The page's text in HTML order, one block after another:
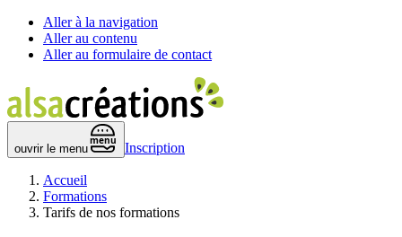
Aller à la navigation
Aller au contenu
Aller au formulaire de contact
ouvrir le menu
menu
Inscription
Accueil
Formations
Tarifs de nos formations